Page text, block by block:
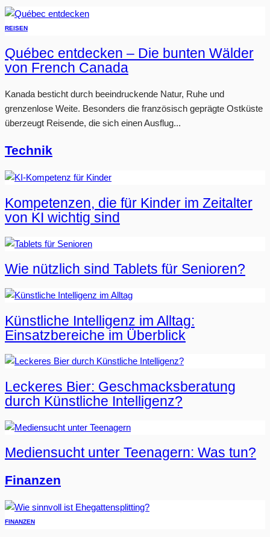
REISEN
Québec entdecken – Die bunten Wälder
von French Canada
Kanada besticht durch beeindruckende Natur, Ruhe und
grenzenlose Weite. Besonders die französisch geprägte Ostküste
überzeugt Reisende, die sich einen Ausflug...
Technik
Kompetenzen, die für Kinder im Zeitalter
von KI wichtig sind
Wie nützlich sind Tablets für Senioren?
Künstliche Intelligenz im Alltag:
Einsatzbereiche im Überblick
Leckeres Bier: Geschmacksberatung
durch Künstliche Intelligenz?
Mediensucht unter Teenagern: Was tun?
Finanzen
FINANZEN